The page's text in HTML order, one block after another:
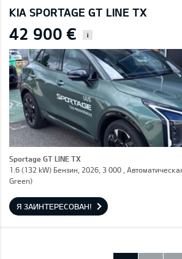
KIA SPORTAGE GT LINE TX
42 900 € i
Sportage GT LINE TX
1.6 (132 kW) Бензин, 2026, 3 000 ,
Green)
Я ЗАИНТЕРЕСОВАН!